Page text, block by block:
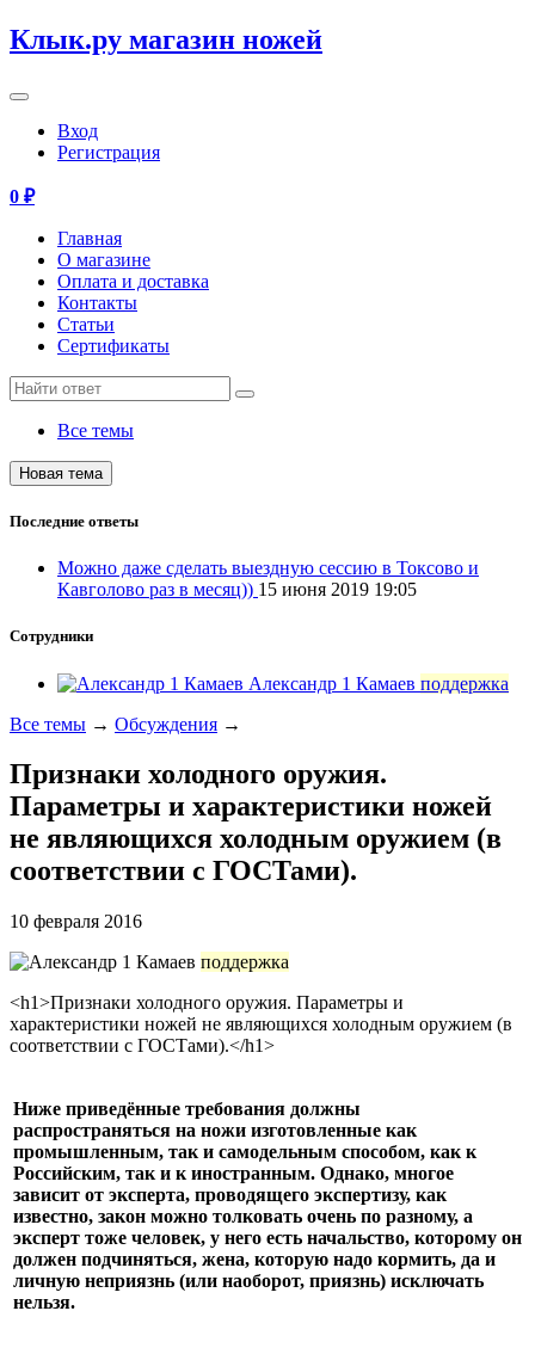
Клык.ру магазин ножей
Вход
Регистрация
0 ₽
Главная
О магазине
Оплата и доставка
Контакты
Статьи
Сертификаты
Все темы
Последние ответы
Можно даже сделать выездную сессию в Токсово и
Кавголово раз в месяц)) 15 июня 2019 19:05
Сотрудники
Александр 1 Камаев поддержка
Все темы → Обсуждения →
Признаки холодного оружия.
Параметры и характеристики ножей
не являющихся холодным оружием (в
соответствии с ГОСТами).
10 февраля 2016
поддержка
<h1>Признаки холодного оружия. Параметры и
характеристики ножей не являющихся холодным оружием (в
соответствии с ГОСТами).</h1>
Ниже приведённые требования должны
распространяться на ножи изготовленные как
промышленным, так и самодельным способом, как к
Российским, так и к иностранным. Однако, многое
зависит от эксперта, проводящего экспертизу, как
известно, закон можно толковать очень по разному, а
эксперт тоже человек, у него есть начальство, которому он
должен подчиняться, жена, которую надо кормить, да и
личную неприязнь (или наоборот, приязнь) исключать
нельзя.